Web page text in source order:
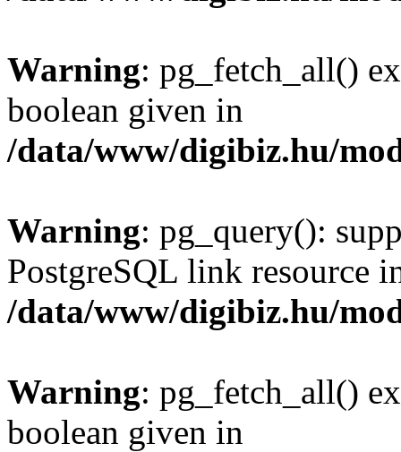
Warning: pg_fetch_all()
boolean given in
/data/www/digibiz.hu/
Warning: pg_query():
PostgreSQL link resource
/data/www/digibiz.hu/
Warning: pg_fetch_all()
boolean given in